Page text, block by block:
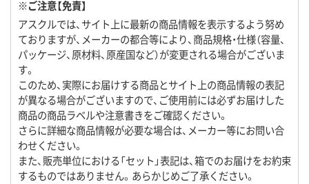
※ご注意【免責】
アスクルでは、サイト上に最新の商品情報を表示するよう努め
ておりますが、メーカーの都合等により、商品規格・仕様（容量、
パッケージ、原材料、原産国など）が変更される場合がございま
す。
このため、実際にお届けする商品とサイト上の商品情報の表記
が異なる場合がございますので、ご使用前には必ずお届けした
商品の商品ラベルや注意書きをご確認ください。
さらに詳細な商品情報が必要な場合は、メーカー等にお問い合
わせください。
また、販売単位における「セット」表記は、箱でのお届けをお約束
するものではありません。あらかじめご了承ください。